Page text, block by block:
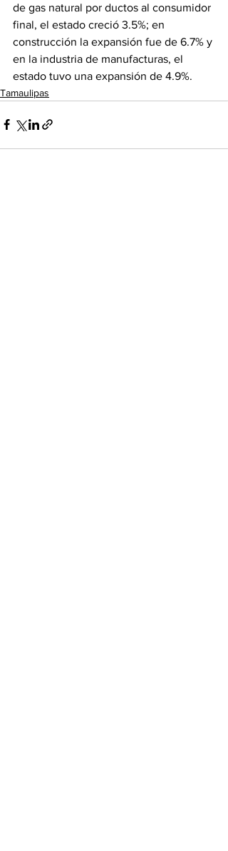
de gas natural por ductos al consumidor
final, el estado creció 3.5%; en
construcción la expansión fue de 6.7% y
en la industria de manufacturas, el
estado tuvo una expansión de 4.9%.
Tamaulipas